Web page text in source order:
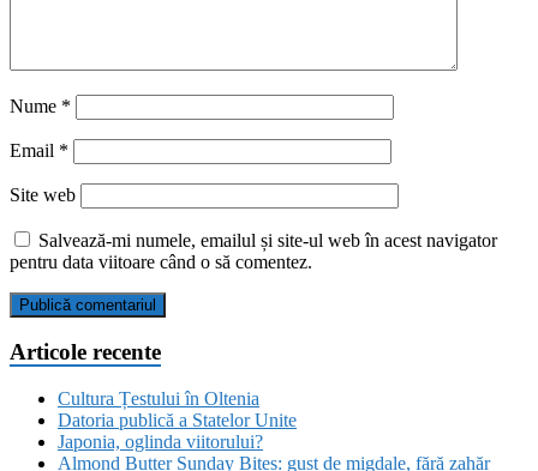
Nume *
Email *
Site web
Salvează-mi numele, emailul și site-ul web în acest navigator
pentru data viitoare când o să comentez.
Articole recente
Cultura Țestului în Oltenia
Datoria publică a Statelor Unite
Japonia, oglinda viitorului?
Almond Butter Sunday Bites: gust de migdale, fără zahăr